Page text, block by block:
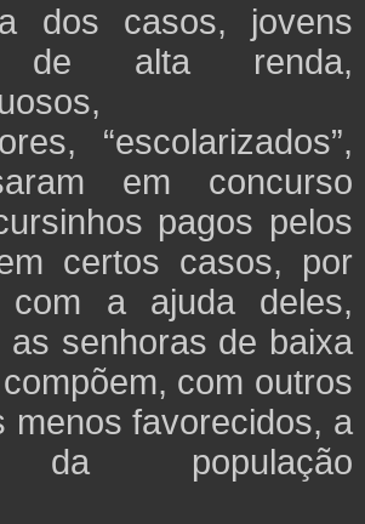
dos casos, jovens
de alta renda,
“escolarizados”,
em concurso
pagos pelos
certos casos, por
com a ajuda deles,
as senhoras de baixa
com outros
menos favorecidos, a
da população